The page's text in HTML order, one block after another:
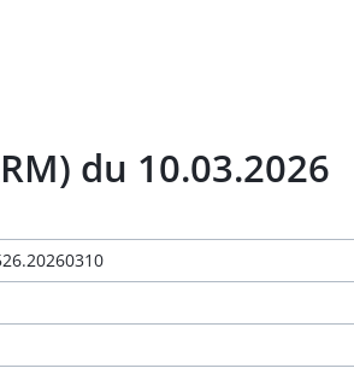
du 10.03.2026